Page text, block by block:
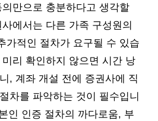
만으로 충분하다고 생각할
에서는 다른 가족 구성원의
가적인 절차가 요구될 수 있습
리 확인하지 않으면 시간 낭
, 계좌 개설 전에 증권사에 직
차를 파악하는 것이 필수입니
인 인증 절차의 까다로움, 부